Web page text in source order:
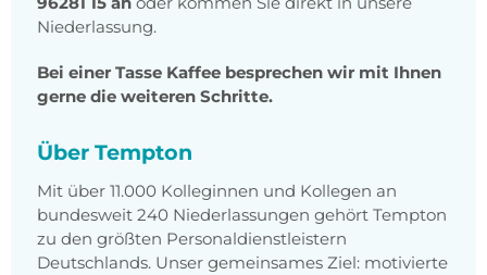
Niederlassung.
Bei einer Tasse Kaffee besprechen wir mit Ihnen
gerne die weiteren Schritte.
Über Tempton
Mit über 11.000 Kolleginnen und Kollegen an
bundesweit 240 Niederlassungen gehört Tempton
zu den größten Personaldienstleistern
Deutschlands. Unser gemeinsames Ziel: motivierte